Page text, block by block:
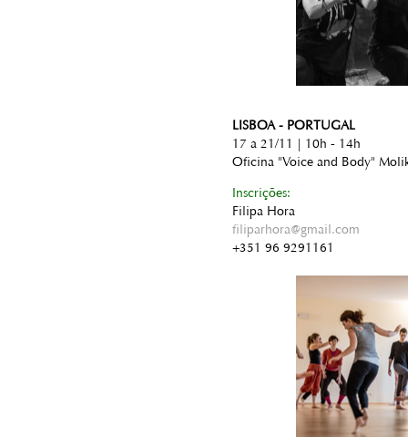
LISBOA - PORTUGAL
17 a 21/11 | 10h - 14h
Oficina "Voice and Body"
Inscrições:
Filipa Hora
filiparhora@gmail.com
+351 96 9291161